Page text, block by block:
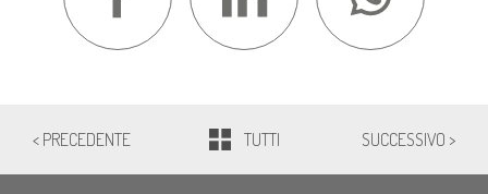
< PRECEDENTE TUTTI SUCCESSIVO >